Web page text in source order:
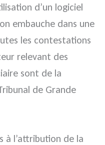
d’un logiciel
embauche dans une
les contestations
relevant des
sont de la
de Grande
à l’attribution de la